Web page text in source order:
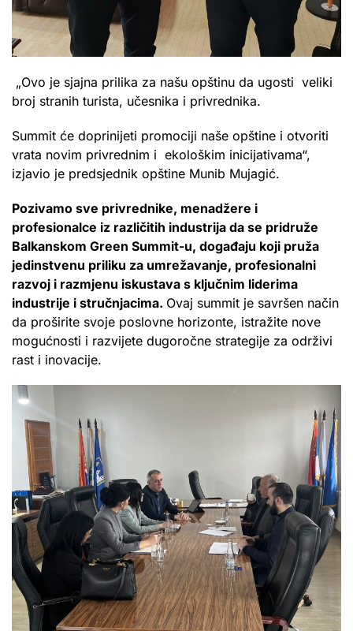
„Ovo je sjajna prilika za našu opštinu da ugosti veliki
broj stranih turista, učesnika i privrednika.
Summit će doprinijeti promociji naše opštine i otvoriti
vrata novim privrednim i ekološkim inicijativama“,
izjavio je predsjednik opštine Munib Mujagić.
Pozivamo sve privrednike, menadžere i
profesionalce iz različitih industrija da se pridruže
Balkanskom Green Summit-u, događaju koji pruža
jedinstvenu priliku za umrežavanje, profesionalni
razvoj i razmjenu iskustava s ključnim liderima
industrije i stručnjacima. Ovaj summit je savršen način
da proširite svoje poslovne horizonte, istražite nove
mogućnosti i razvijete dugoročne strategije za održivi
rast i inovacije.